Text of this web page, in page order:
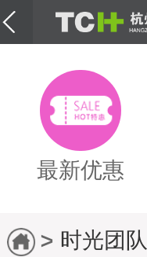
最新优惠
> 时光团队